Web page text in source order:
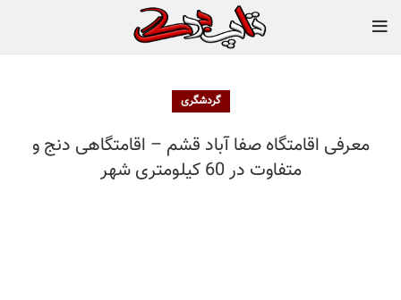
گردشگری
معرفی اقامتگاه صفا آباد قشم – اقامتگاهی دنج و
متفاوت در 60 کیلومتری شهر